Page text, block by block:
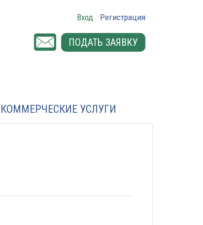
Вход Регистрация
ПОДАТЬ ЗАЯВКУ
КОММЕРЧЕСКИЕ УСЛУГИ